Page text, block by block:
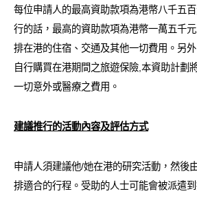
每位申請人的最高資助款項為港幣八千五
行的話，最高的資助款項為港幣一萬五千
排在港的住宿、交通及其他一切費用。另
自行購買在港期間之旅遊保險,本資助計劃
一切意外或醫療之費用。
建議推行的活動內容及評估方式
申請人須建議他/她在港的研究活動，然後
排適合的行程。受助的人士可能會被派遣